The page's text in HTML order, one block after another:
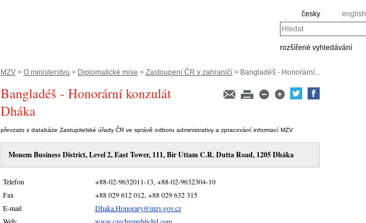
česky english
Hledat
rozšířené vyhledávání
MZV > O ministerstvu > Diplomatické mise > Zastoupení ČR v zahraničí > Bangladéš - Honorární...
Bangladéš - Honorární konzulát
Dháka
převzato z databáze Zastupitelské úřady ČR ve správě odboru administrativy a zpracování informací MZV
Monem Business District, Level 2, East Tower, 111, Bir Uttam C.R. Dutta Road, 1205 Dháka
Telefon
+88-02-9632011-13, +88-02-9632304-10
Fax
+88 029 612 012, +88 029 632 315
E-mail
Dhaka.Honorary@mzv.gov.cz